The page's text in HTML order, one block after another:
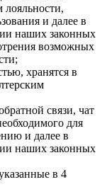
лояльности,
и далее в
наших законных
возможных
хранятся в
связи, чат
для
и далее в
наших законных
в 4